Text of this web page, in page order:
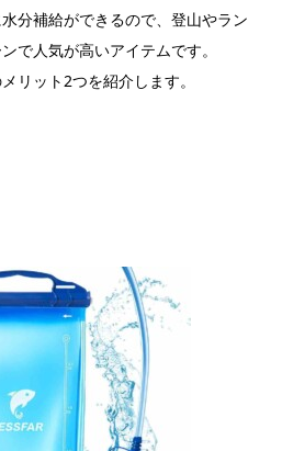
分補給ができるので、登山やラン
で人気が高いアイテムです。
リット2つを紹介します。